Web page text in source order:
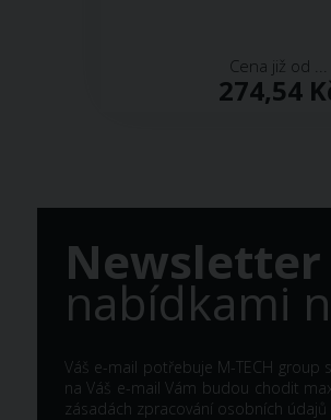
Cena již od ...
274,54
Newsletter
nabídkami
Váš e-mail potřebuje M-TECH group
na Váš e-mail Vám budou chodit
zásadách zpracování osobních údajů